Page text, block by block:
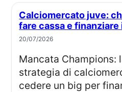
Calciomercato juve: chi può partire per
fare cassa e
20/07/2026
Mancata Champions: la Juventus cambia
strategia di
cedere un big per